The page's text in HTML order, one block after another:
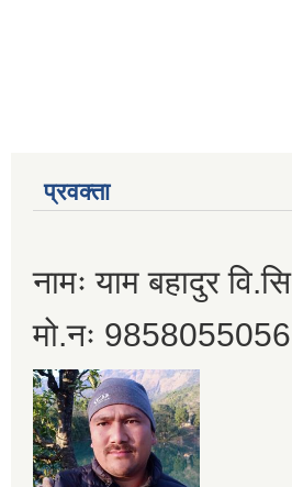
प्रवक्ता
नामः याम बहादुर वि.सि
मो.नः 9858055056